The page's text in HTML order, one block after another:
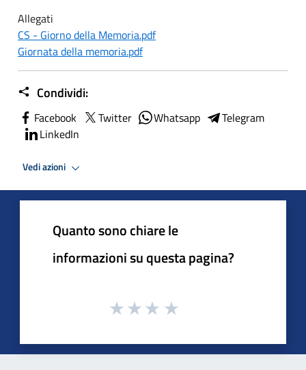
Allegati
CS - Giorno della Memoria.pdf
Giornata della memoria.pdf
Condividi:
Facebook Twitter Whatsapp
Telegram
LinkedIn
Vedi azioni
Quanto sono chiare le
informazioni su questa pagina?